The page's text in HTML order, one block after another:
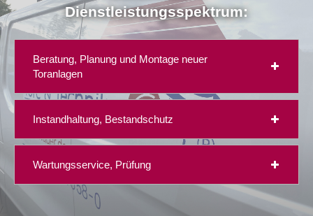
Dienstleistungsspektrum:
Beratung, Planung und Montage neuer
Toranlagen
Instandhaltung, Bestandschutz
Wartungsservice, Prüfung